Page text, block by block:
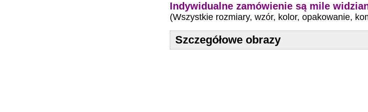
Indywidualne zamówienie są mile
(Wszystkie rozmiary, wzór, kolor, opakowanie,
Szczegółowe obrazy